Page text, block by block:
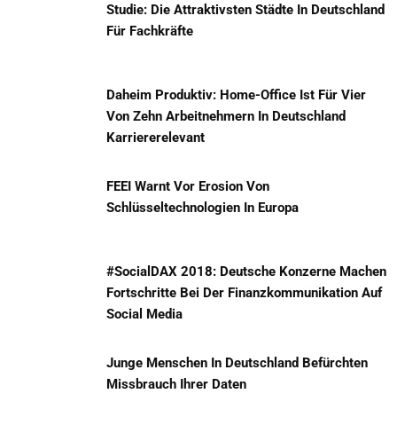
Studie: Die Attraktivsten Städte In Deutschland
Für Fachkräfte
Daheim Produktiv: Home-Office Ist Für Vier
Von Zehn Arbeitnehmern In Deutschland
Karriererelevant
FEEI Warnt Vor Erosion Von
Schlüsseltechnologien In Europa
#SocialDAX 2018: Deutsche Konzerne Machen
Fortschritte Bei Der Finanzkommunikation Auf
Social Media
Junge Menschen In Deutschland Befürchten
Missbrauch Ihrer Daten